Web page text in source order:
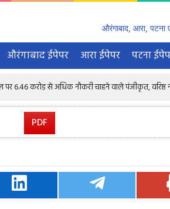
औरंगाबाद, आरा, पटना
औरंगाबाद ईपेपर आरा ईपेपर पटना
से अधिक नौकरी चाहने वाले पंजीकृत, वरिष्ठ नागरिकों के
PDF